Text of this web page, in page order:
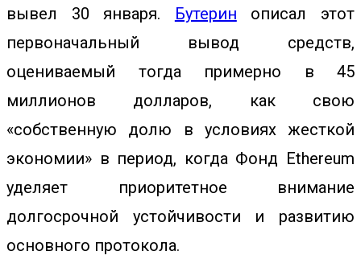
вывел 30 января. Бутерин описал этот
первоначальный вывод средств,
оцениваемый тогда примерно в 45
миллионов долларов, как свою
«собственную долю в условиях жесткой
экономии» в период, когда Фонд Ethereum
уделяет приоритетное внимание
долгосрочной устойчивости и развитию
основного протокола.